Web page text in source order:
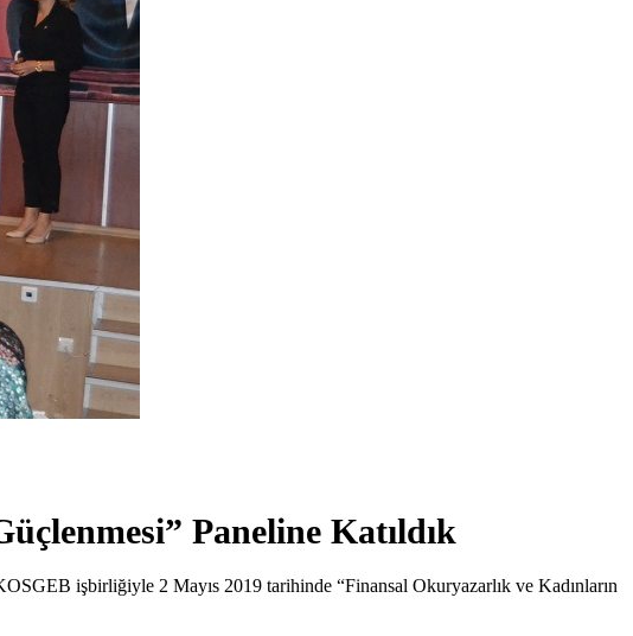
Paneline Katıldık
işbirliğiyle 2 Mayıs 2019 tarihinde “Finansal Okuryazarlık ve Kadınların